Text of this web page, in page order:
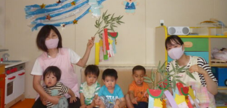
0120-930-312
受付時間 9:30〜17:30（土日祝除く）
愛知県外の方はこちら
052-262-9671